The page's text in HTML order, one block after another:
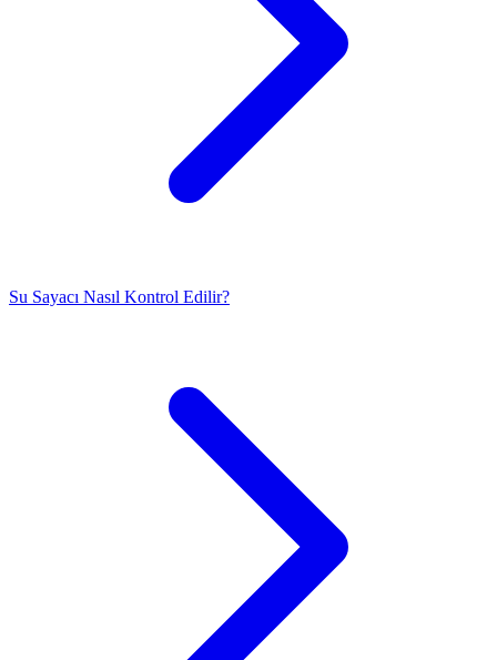
Su Sayacı Nasıl Kontrol Edilir?